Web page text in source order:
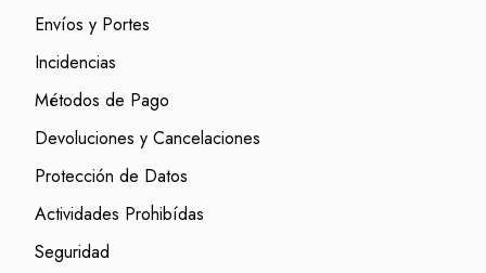
Envíos y Portes
Incidencias
Métodos de Pago
Devoluciones y Cancelaciones
Protección de Datos
Actividades Prohibídas
Seguridad